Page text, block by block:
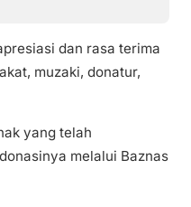
dan rasa terima
muzaki, donatur,
yang telah
melalui Baznas